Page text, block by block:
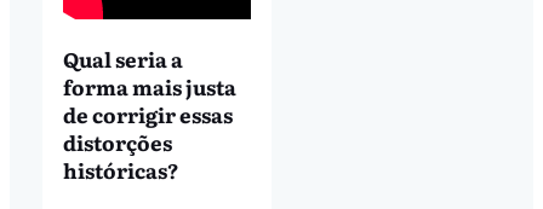
Qual seria a
forma mais justa
de corrigir essas
distorções
históricas?